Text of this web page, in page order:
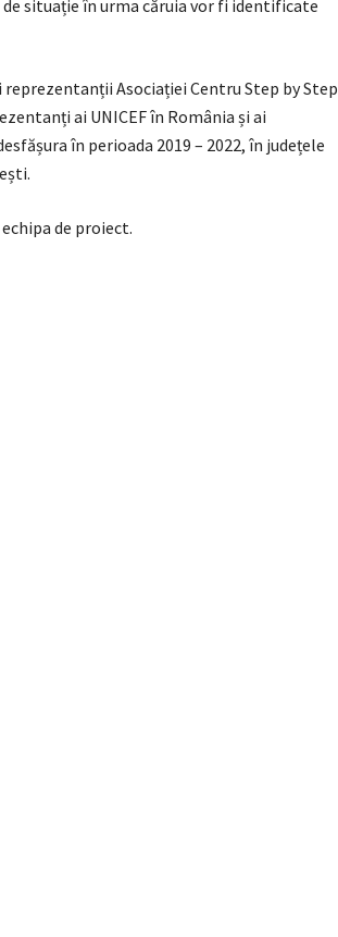
situație în urma căruia vor fi identificate
Asociației Centru Step by Step
ai UNICEF în România și ai
în perioada 2019 – 2022, în județele
de proiect.